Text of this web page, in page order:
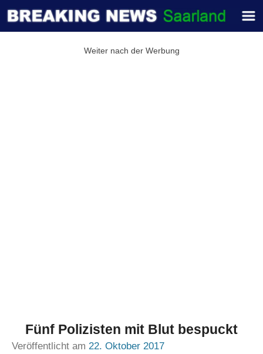
Weiter nach der Werbung
Fünf Polizisten mit Blut bespuckt
Veröffentlicht am 22. Oktober 2017